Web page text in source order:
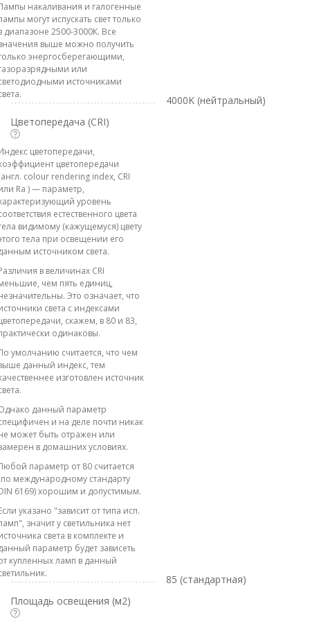
накаливания и галогенные
могут испускать свет только
диапазоне 2500-3000К. Все
выше можно получить
энергосберегающими,
или
источниками
4000K (нейтральный)
Цветопередача (CRI)
цветопередачи,
цветопередачи
colour rendering index, CRI
Ra ) — параметр,
уровень
естественного цвета
видимому (кажущемуся) цвету
тела при освещении его
источником света.
в величинах CRI
чем пять единиц,
Это означает, что
света с индексами
скажем, в 80 и 83,
одинаковы.
умолчанию считается, что чем
данный индекс, тем
изготовлен источник
данный параметр
и на деле почти никак
может быть отражен или
в домашних условиях.
параметр от 80 считается
международному стандарту
6169) хорошим и допустимым.
указано "зависит от типа исп.
значит у светильника нет
света в комплекте и
параметр будет зависеть
купленных ламп в данный
85 (стандартная)
Площадь освещения (м2)